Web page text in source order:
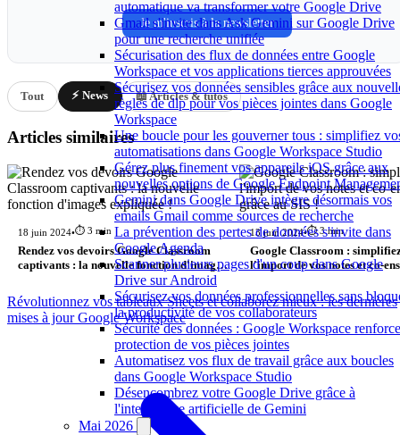
automatique va transformer votre Google Drive
Gmail s'invite dans Ask Gemini sur Google Drive
pour une recherche unifiée
Sécurisation des flux de données entre Google
Workspace et vos applications tierces approuvées
Sécurisez vos données sensibles grâce aux
règles de dlp pour vos pièces jointes dans Google
Workspace
Une boucle pour les gouverner tous : simplifiez
automatisations dans Google Workspace Studio
Gérez plus finement vos appareils iOS grâce aux
nouvelles options de Google Endpoint
Gemini dans Google Drive intègre désormais vos
emails Gmail comme sources de recherche
La prévention des pertes de données s'invite dans
Google Agenda
Scanner plusieurs pages d'un coup dans Google
Drive sur Android
Sécurisez vos données professionnelles sans
la productivité de vos collaborateurs
Sécurité des données : Google Workspace
protection de vos pièces jointes
Automatisez vos flux de travail grâce aux boucles
dans Google Workspace Studio
Désencombrez votre Google Drive grâce à
l'intelligence artificielle de Gemini
Mai 2026
Je m'inscris à la newsletter
Tout ⚡ News 📖 Articles & tutos
Articles similaires
18 juin 2024•⏱️ 3 min
Rendez vos devoirs Google Classroom
captivants : la nouvelle fonction d'images
13 juin 2024•⏱️ 3 min
Google Classroom :
l'import de vos notes et co-
Révolutionnez vos tableaux Sheets et collaborez mieux : les dernières
mises à jour Google Workspace